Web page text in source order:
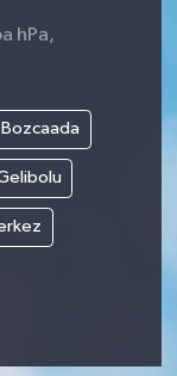
hPa,
Bozcaada